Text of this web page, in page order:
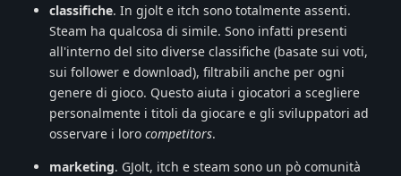
classifiche. In gjolt e itch sono totalmente assenti.
Steam ha qualcosa di simile. Sono infatti presenti
all'interno del sito diverse classifiche (basate sui voti,
sui follower e download), filtrabili anche per ogni
genere di gioco. Questo aiuta i giocatori a scegliere
personalmente i titoli da giocare e gli sviluppatori ad
osservare i loro competitors.
marketing. GJolt, itch e steam sono un pò comunità